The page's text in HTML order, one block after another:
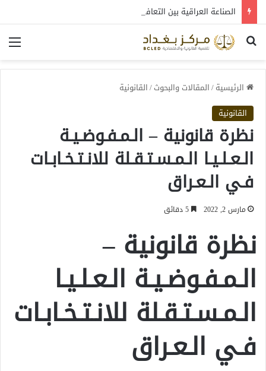
بحث عن
الرئيسية/المقالات والبحوث/القانونية
القانونية
نظرة قانونية – الـمـفـوضـيـة
الـعـلـيـا الـمـسـتـقـلة للانـتـخـابـات
فـي الـعـراق
مارس 2, 2022
نظرة قانونية –
الـمـفـوضـيـة الـعـلـيـا
الـمـسـتـقـلة للانـتـخـابـات
فـي الـعـراق